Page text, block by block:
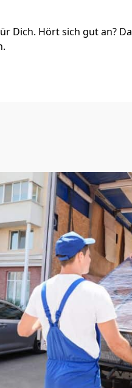
Dich. Hört sich gut an?